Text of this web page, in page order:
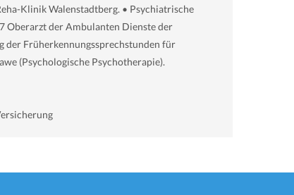
Klinik Walenstadtberg. • Psychiatrische
Oberarzt der Ambulanten Dienste der
der Früherkennungssprechstunden für
(Psychologische Psychotherapie).